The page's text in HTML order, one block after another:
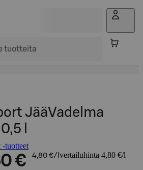
JääVadelma
l
tuotteet
€ 4,80 €/l vertailuhinta 4,80 €/l